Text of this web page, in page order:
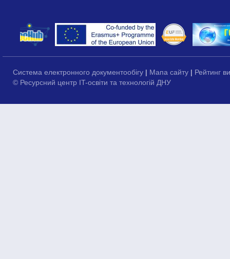
Система електронного документообігу | Мапа сайту | Рейтинг
© Ресурсний центр IT-освіти та технологій ДНУ